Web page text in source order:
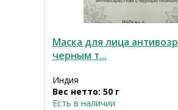
Маска для лица
черным т...
Индия
Вес нетто: 50 г
Есть в наличии